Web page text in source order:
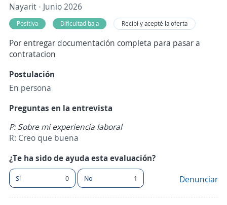
Nayarit · Junio 2026
Positiva Dificultad baja Recibí y acepté la oferta
Por entregar documentación completa para pasar a
contratacion
Postulación
En persona
Preguntas en la entrevista
P: Sobre mi experiencia laboral
R: Creo que buena
¿Te ha sido de ayuda esta evaluación?
Sí 0 No 1 Denunciar